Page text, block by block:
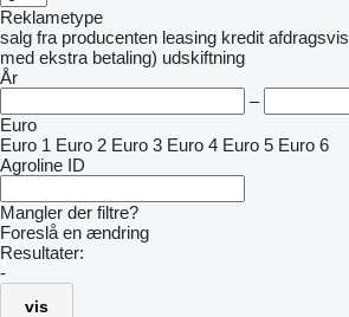
Reklametype
salg fra producenten leasing kredit afdragsvis
med ekstra betaling) udskiftning
År
–
Euro
Euro 1 Euro 2 Euro 3 Euro 4 Euro 5 Euro 6
Agroline ID
Mangler der filtre?
Foreslå en ændring
Resultater:
-
vis